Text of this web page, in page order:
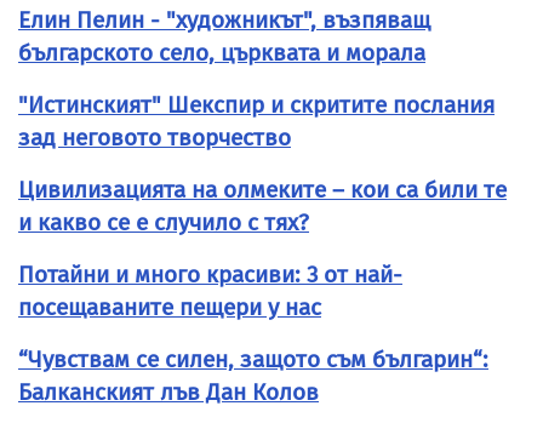
Елин Пелин - "художникът", възпяващ
българското село, църквата и морала
"Истинският" Шекспир и скритите послания
зад неговото творчество
Цивилизацията на олмеките – кои са били те
и какво се е случило с тях?
Потайни и много красиви: 3 от най-
посещаваните пещери у нас
“Чувствам се силен, защото съм българин“:
Балканският лъв Дан Колов